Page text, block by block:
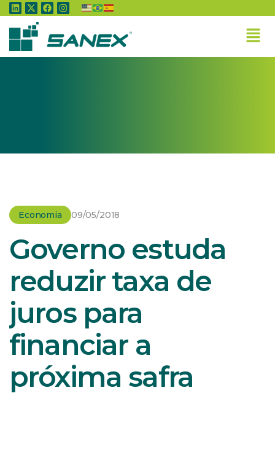
Home » Economia
Governo estuda reduzir taxa de juros para financiar a
próxima safra
Economia 09/05/2018
Governo estuda
reduzir taxa de
juros para
financiar a
próxima safra